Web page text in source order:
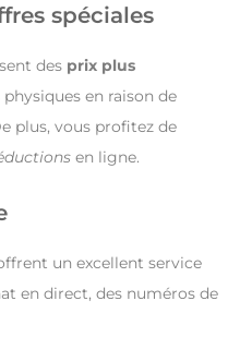
spéciales
des prix plus
en raison de
plus, vous profitez de
en ligne.
un excellent service
en direct, des numéros de